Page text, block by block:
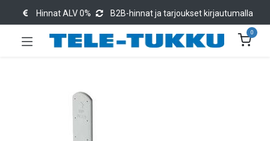
Hinnat ALV 0% B2B-hinnat ja tarjoukset kirjautumalla
0